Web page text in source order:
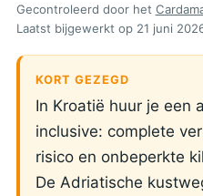
Gecontroleerd door het
Laatst bijgewerkt op 21 juni
KORT GEZEGD
In Kroatië huur je een
inclusive: complete
risico en onbeperkte
De Adriatische